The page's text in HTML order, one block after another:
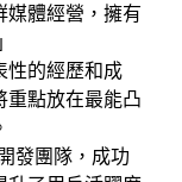
媒體經營，擁有
性的經歷和成
重點放在最能凸
發團隊，成功